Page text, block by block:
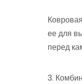
ее для
перед
3.